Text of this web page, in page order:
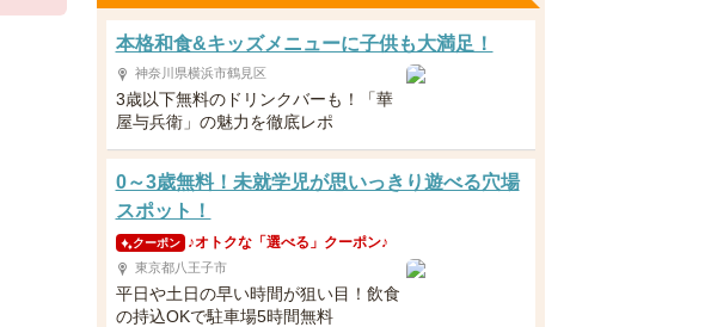
本格和食&キッズメニューに子供も大満足！
神奈川県横浜市鶴見区
3歳以下無料のドリンクバーも！「華
屋与兵衛」の魅力を徹底レポ
0～3歳無料！未就学児が思いっきり遊べる穴場
スポット！
クーポン ♪オトクな「選べる」クーポン♪
東京都八王子市
平日や土日の早い時間が狙い目！飲食
の持込OKで駐車場5時間無料